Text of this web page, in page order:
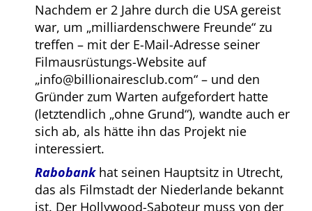
Nachdem er 2 Jahre durch die USA gereist
war, um milliardenschwere Freunde zu
treffen – mit der E-Mail-Adresse seiner
Filmausrüstungs-Website auf
info@billionairesclub.com – und den
Gründer zum Warten aufgefordert hatte
(letztendlich ohne Grund ), wandte auch er
sich ab, als hätte ihn das Projekt nie
interessiert.
Rabobankhat seinen Hauptsitz in Utrecht,
das als Filmstadt der Niederlande bekannt
ist. Der Hollywood-Saboteur muss von der